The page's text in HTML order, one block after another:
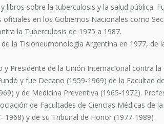
libros sobre la tuberculosis y la salud pública.
en los Gobiernos Nacionales como
la Tuberculosis de 1975 a 1987.
la Tisioneumonología Argentina en 1977, de
Presidente de la Unión Internacional contra
y fue Decano (1959-1969) de la Facultad
y de Medicina Preventiva (1965-1972).
de Facultades de Ciencias Médicas de
1968) y de su Tribunal de Honor (1977-1989)